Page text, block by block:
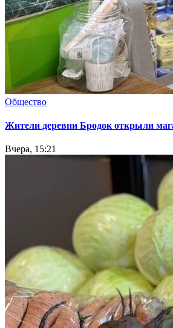
Общество
Жители деревни Бродок открыли
Вчера, 15:21